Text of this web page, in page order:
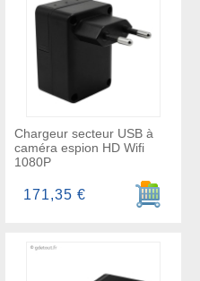
au panier
Chargeur secteur USB à
caméra espion HD Wifi
1080P
Ajouter
171,35 €